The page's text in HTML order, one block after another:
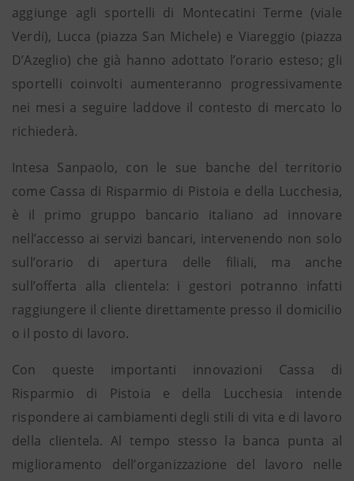
aggiunge agli sportelli di Montecatini Terme (viale
Verdi), Lucca (piazza San Michele) e Viareggio (piazza
D’Azeglio) che già hanno adottato l’orario esteso; gli
sportelli coinvolti aumenteranno progressivamente
nei mesi a seguire laddove il contesto di mercato lo
richiederà.
Intesa Sanpaolo, con le sue banche del territorio
come Cassa di Risparmio di Pistoia e della Lucchesia,
è il primo gruppo bancario italiano ad innovare
nell’accesso ai servizi bancari, intervenendo non solo
sull’orario di apertura delle filiali, ma anche
sull’offerta alla clientela: i gestori potranno infatti
raggiungere il cliente direttamente presso il domicilio
o il posto di lavoro.
Con queste importanti innovazioni Cassa di
Risparmio di Pistoia e della Lucchesia intende
rispondere ai cambiamenti degli stili di vita e di lavoro
della clientela. Al tempo stesso la banca punta al
miglioramento dell’organizzazione del lavoro nelle